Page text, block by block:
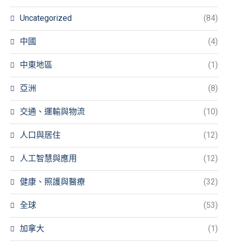
Uncategorized (84)
中國 (4)
中東地區 (1)
亞洲 (8)
交通、運輸與物流 (10)
人口與居住 (12)
人工智慧與應用 (12)
健康、照護與醫療 (32)
全球 (53)
加拿大 (1)